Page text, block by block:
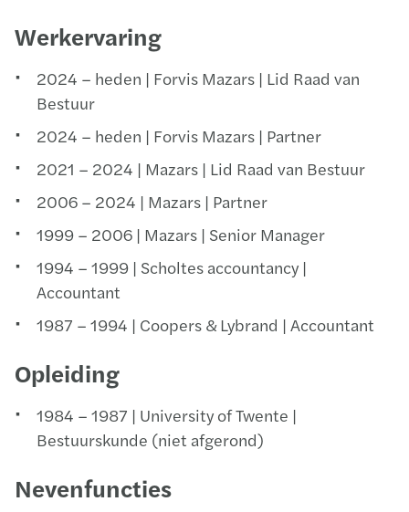
Werkervaring
2024 – heden | Forvis Mazars | Lid Raad van
Bestuur
2024 – heden | Forvis Mazars | Partner
2021 – 2024 | Mazars | Lid Raad van Bestuur
2006 – 2024 | Mazars | Partner
1999 – 2006 | Mazars | Senior Manager
1994 – 1999 | Scholtes accountancy |
Accountant
1987 – 1994 | Coopers & Lybrand | Accountant
Opleiding
1984 – 1987 | University of Twente |
Bestuurskunde (niet afgerond)
Nevenfuncties